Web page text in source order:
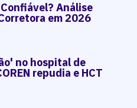
Análise
em 2026
no hospital de
repudia e HCT